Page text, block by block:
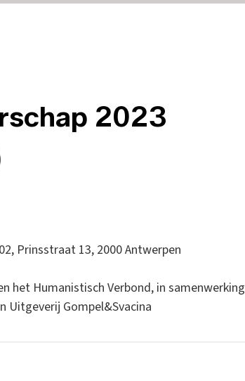
2023
Prinsstraat 13, 2000 Antwerpen
het Humanistisch Verbond, in samenwerking
Uitgeverij Gompel&Svacina